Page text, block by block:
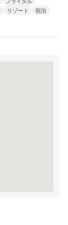
リゾート
宿泊